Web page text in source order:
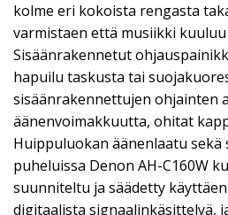
kolme eri kokoista rengasta
varmistaen että musiikki
Sisäänrakennetut
hapuilu taskusta tai
sisäänrakennettujen ohjainten
äänenvoimakkuutta, ohitat
Huippuluokan äänenlaatu sekä
puheluissa Denon AH-C160W
suunniteltu ja säädetty
digitaalista signaalinkäsittelyä,